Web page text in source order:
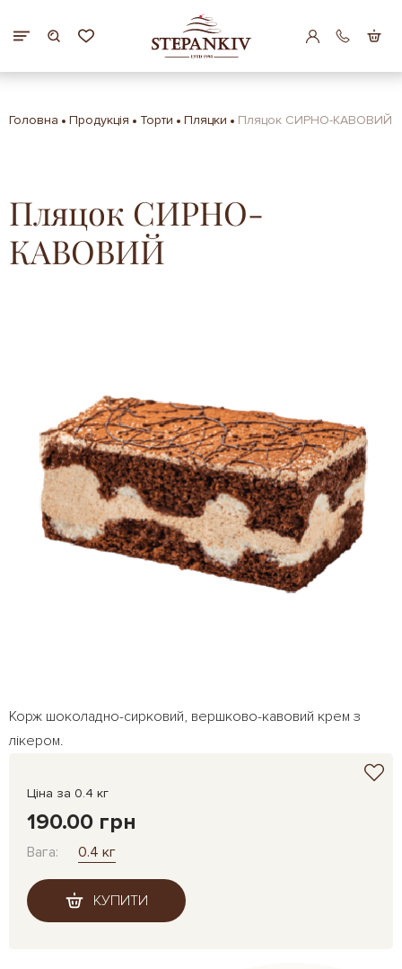
Головна Продукція Торти Пляцки Пляцок СИРНО-КАВОВИЙ
Пляцок СИРНО-
КАВОВИЙ
Корж шоколадно-сирковий, вершково-кавовий крем з
лікером.
Ціна за 0.4 кг
190.00 грн
Вага: 0.4 кг
КУПИТИ